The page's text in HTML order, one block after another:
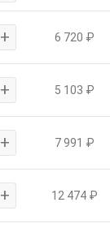
+ 6 720 ₽
+ 5 103 ₽
+ 7 991 ₽
+ 12 474 ₽